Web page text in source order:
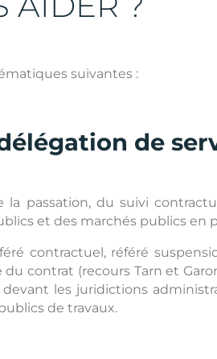
suivantes :
de
passation, du suivi
et des marchés publics en
contractuel, référé
contrat (recours Tarn et
les juridictions
de travaux.